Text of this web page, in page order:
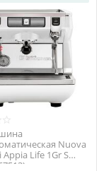
Nuova
Life 1Gr S